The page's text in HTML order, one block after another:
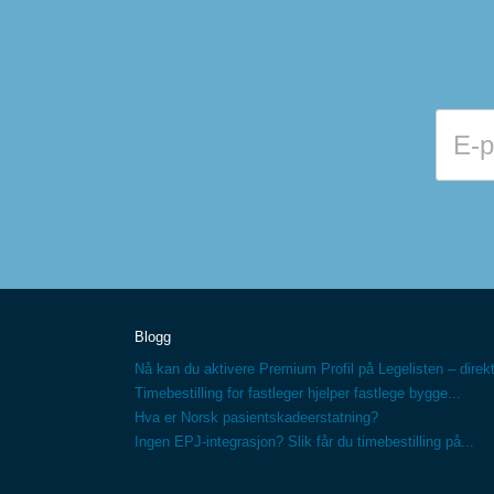
Blogg
Nå kan du aktivere Premium Profil på Legelisten –
Timebestilling for fastleger hjelper fastlege bygge...
Hva er Norsk pasientskadeerstatning?
Ingen EPJ-integrasjon? Slik får du timebestilling på...